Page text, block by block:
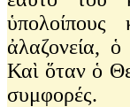
ὑπολοίπους
ἀλαζονεία,
Καὶ ὅταν ὁ
συμφορές.